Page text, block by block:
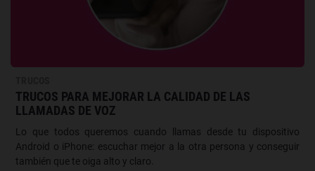
TRUCOS PARA MEJORAR LA CALIDAD DE LAS
LLAMADAS DE VOZ
Lo que todos queremos cuando llamas desde tu dispositivo
Android o iPhone: escuchar mejor a la otra persona y conseguir
también que te oiga alto y claro.